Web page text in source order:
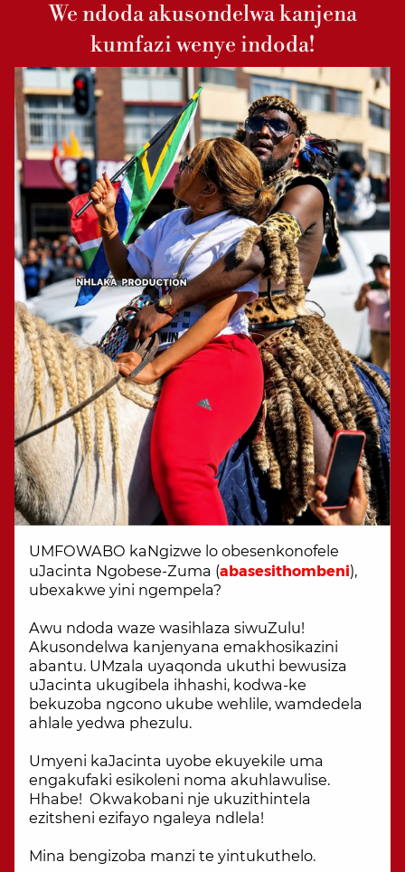
We ndoda akusondelwa kanjena
kumfazi wenye indoda!
UMFOWABO kaNgizwe lo obesenkonofele
uJacinta Ngobese-Zuma (abasesithombeni),
ubexakwe yini ngempela?
Awu ndoda waze wasihlaza siwuZulu!
Akusondelwa kanjenyana emakhosikazini
abantu. UMzala uyaqonda ukuthi bewusiza
uJacinta ukugibela ihhashi, kodwa-ke
bekuzoba ngcono ukube wehlile, wamdedela
ahlale yedwa phezulu.
Umyeni kaJacinta uyobe ekuyekile uma
engakufaki esikoleni noma akuhlawulise.
Hhabe! Okwakobani nje ukuzithintela
ezitsheni ezifayo ngaleya ndlela!
Mina bengizoba manzi te yintukuthelo.